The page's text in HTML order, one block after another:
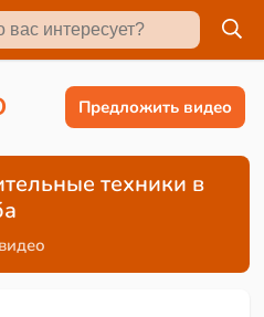
Предложить видео
техники в